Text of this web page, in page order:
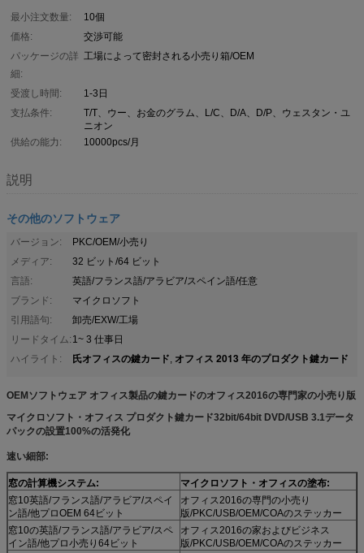
最小注文数量:
10個
価格:
交渉可能
パッケージの詳
細:
工場によって密封される小売り箱/OEM
受渡し時間:
1-3日
支払条件:
T/T、ウー、お金のグラム、L/C、D/A、D/P、ウェスタン・ユ
ニオン
供給の能力:
10000pcs/月
説明
その他のソフトウェア
バージョン:
PKC/OEM/小売り
メディア:
32 ビット/64 ビット
言語:
英語/フランス語/アラビア/スペイン語/任意
ブランド:
マイクロソフト
引用語句:
卸売/EXW/工場
リードタイム: 1~ 3 仕事日
ハイライト:
氏オフィスの鍵カード, オフィス 2013 年のプロダクト鍵カード
OEMソフトウェア オフィス製品の鍵カードのオフィス2016の専門家の小売り版
マイクロソフト・オフィス プロダクト鍵カード32bit/64bit DVD/USB 3.1データ
パックの設置100%の活発化
速い細部:
窓の計算機システム:
マイクロソフト・オフィスの塗布:
窓10英語/フランス語/アラビア/スペイ
ン語/他プロOEM 64ビット
オフィス2016の専門の小売り
版/PKC/USB/OEM/COAのステッカー
窓10の英語/フランス語/アラビア/スペ
イン語/他プロ小売り64ビット
オフィス2016の家およびビジネス
版/PKC/USB/OEM/COAのステッカー